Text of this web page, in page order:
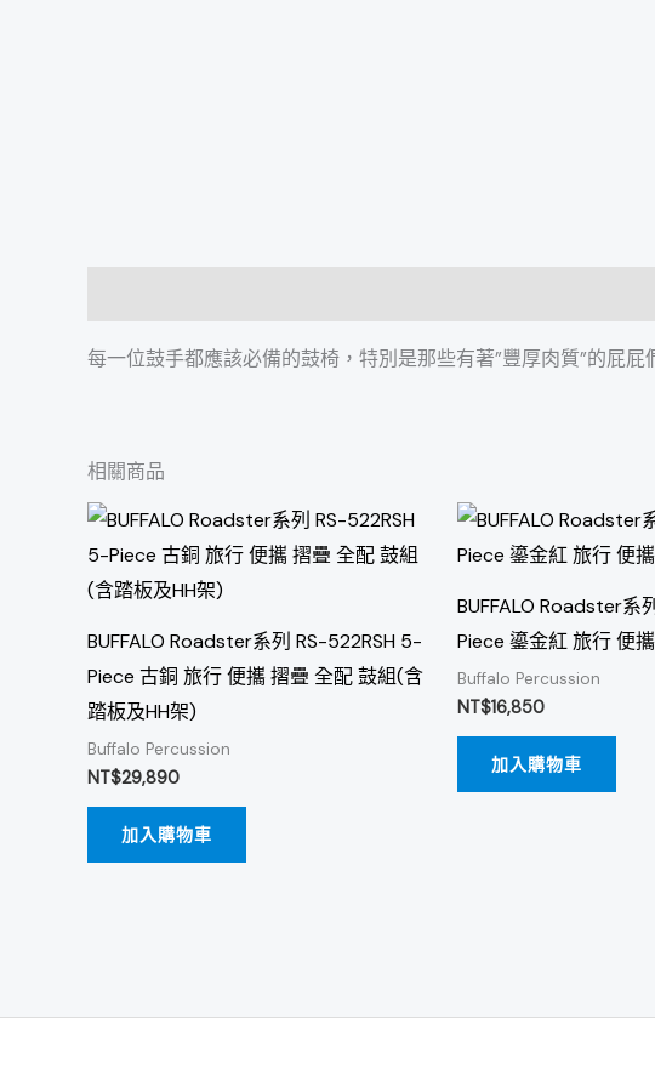
每一位鼓手都應該必備的鼓椅，特別是那些有著”豐厚肉質”的屁
相關商品
BUFFALO Roadster系列 RS-522RSH 5-
Piece 古銅 旅行 便攜 摺疊 全配 鼓組(含
踏板及HH架)
Buffalo Percussion
NT$29,890
加入購物車
BUFFALO Roadster系
Piece 鎏金紅 旅行 便
Buffalo Percussion
NT$16,850
加入購物車